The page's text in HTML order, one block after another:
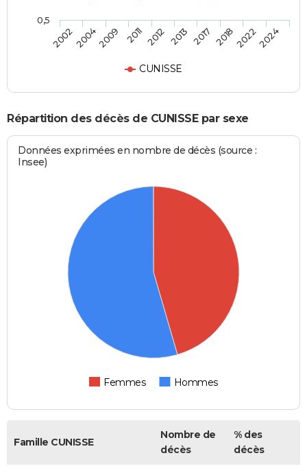
CUNISSE
200220042009 2011 2012 2013 2017 201820222024
0,5
Répartition des décès de CUNISSE par sexe
Données exprimées en nombre de décès (source :
Insee)
Femmes Hommes
Famille CUNISSE
Nombre de
décès
% des
décès